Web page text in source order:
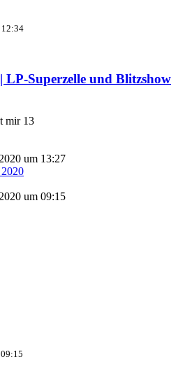
12:34
LP-Superzelle und Blitzshow
13
um 13:27
um 09:15